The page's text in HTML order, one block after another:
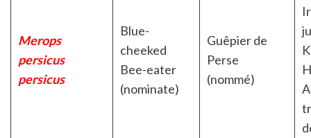
Merops
persicus
persicus
Blue-
cheeked
Bee-eater
(nominate)
Guêpier de
Perse
(nommé)